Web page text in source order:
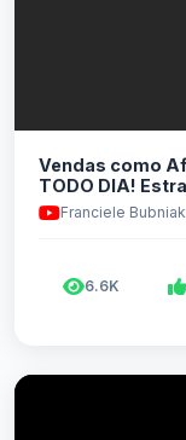
Vendas como
TODO DIA!
Franciele Bubniak
6.6K